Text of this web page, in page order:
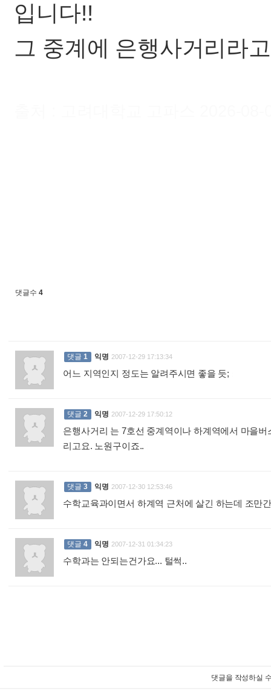
입니다!!
그 중계에 은행사거리라
댓글수 4
댓글 1 익명 2007-12-29 17:13:34
어느 지역인지 정도는 알려주시면 좋을 듯;
댓글 2 익명 2007-12-29 17:50:12
은행사거리 는 7호선 중계역이나 하계역에서 마을
리고요. 노원구이죠..
댓글 3 익명 2007-12-30 12:53:46
수학교육과이면서 하계역 근처에 살긴 하는데 조만
댓글 4 익명 2007-12-31 01:34:23
수학과는 안되는건가요... 털썩..
댓글을 작성하실